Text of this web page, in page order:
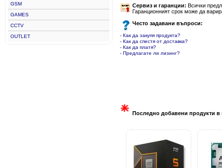
GSM
GAMES
CCTV
OUTLET
Сервиз и гаранции: Всички
Гаранционният срок може да
Често задавани въпроси:
- Как да закупя продукта?
- Как да спестя от доставка?
- Как да платя?
- Предлагате ли лизинг?
Последно добавени продукти в